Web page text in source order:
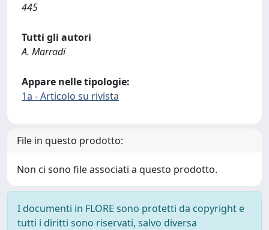
445
Tutti gli autori
A. Marradi
Appare nelle tipologie:
1a - Articolo su rivista
File in questo prodotto:
Non ci sono file associati a questo prodotto.
I documenti in FLORE sono protetti da copyright e
tutti i diritti sono riservati, salvo diversa